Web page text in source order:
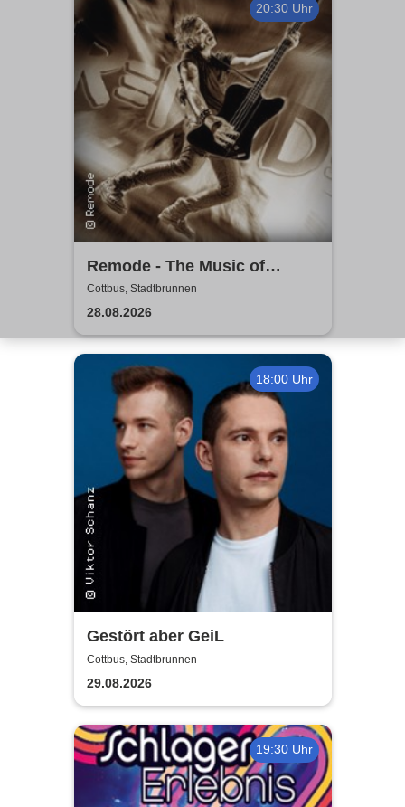
20:30 Uhr
Remode - The Music of
Depeche Mode
Cottbus, Stadtbrunnen
28.08.2026
18:00 Uhr
Gestört aber GeiL
Cottbus, Stadtbrunnen
29.08.2026
19:30 Uhr